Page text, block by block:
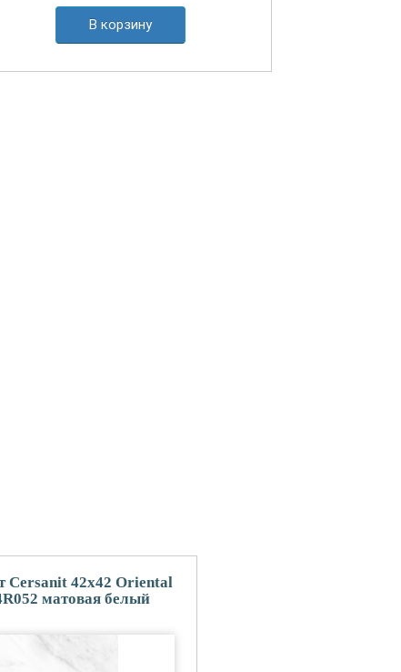
В корзину
Cersanit 42x42 Oriental
матовая белый